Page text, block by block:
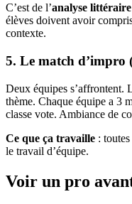
C’est de l’analyse
élèves doivent avoir
contexte.
5. Le match d’impro
Deux équipes s’affrontent.
thème. Chaque équipe a 3
classe vote. Ambiance de
Ce que ça travaille :
le travail d’équipe.
Voir un pro